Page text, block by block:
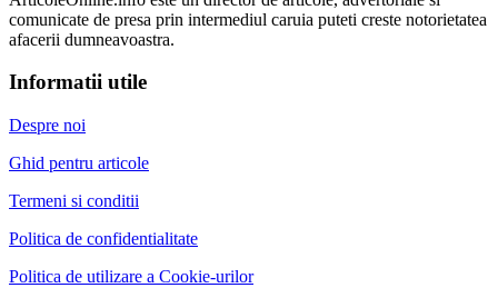
comunicate de presa prin intermediul caruia puteti creste notorietatea
afacerii dumneavoastra.
Informatii utile
Despre noi
Ghid pentru articole
Termeni si conditii
Politica de confidentialitate
Politica de utilizare a Cookie-urilor